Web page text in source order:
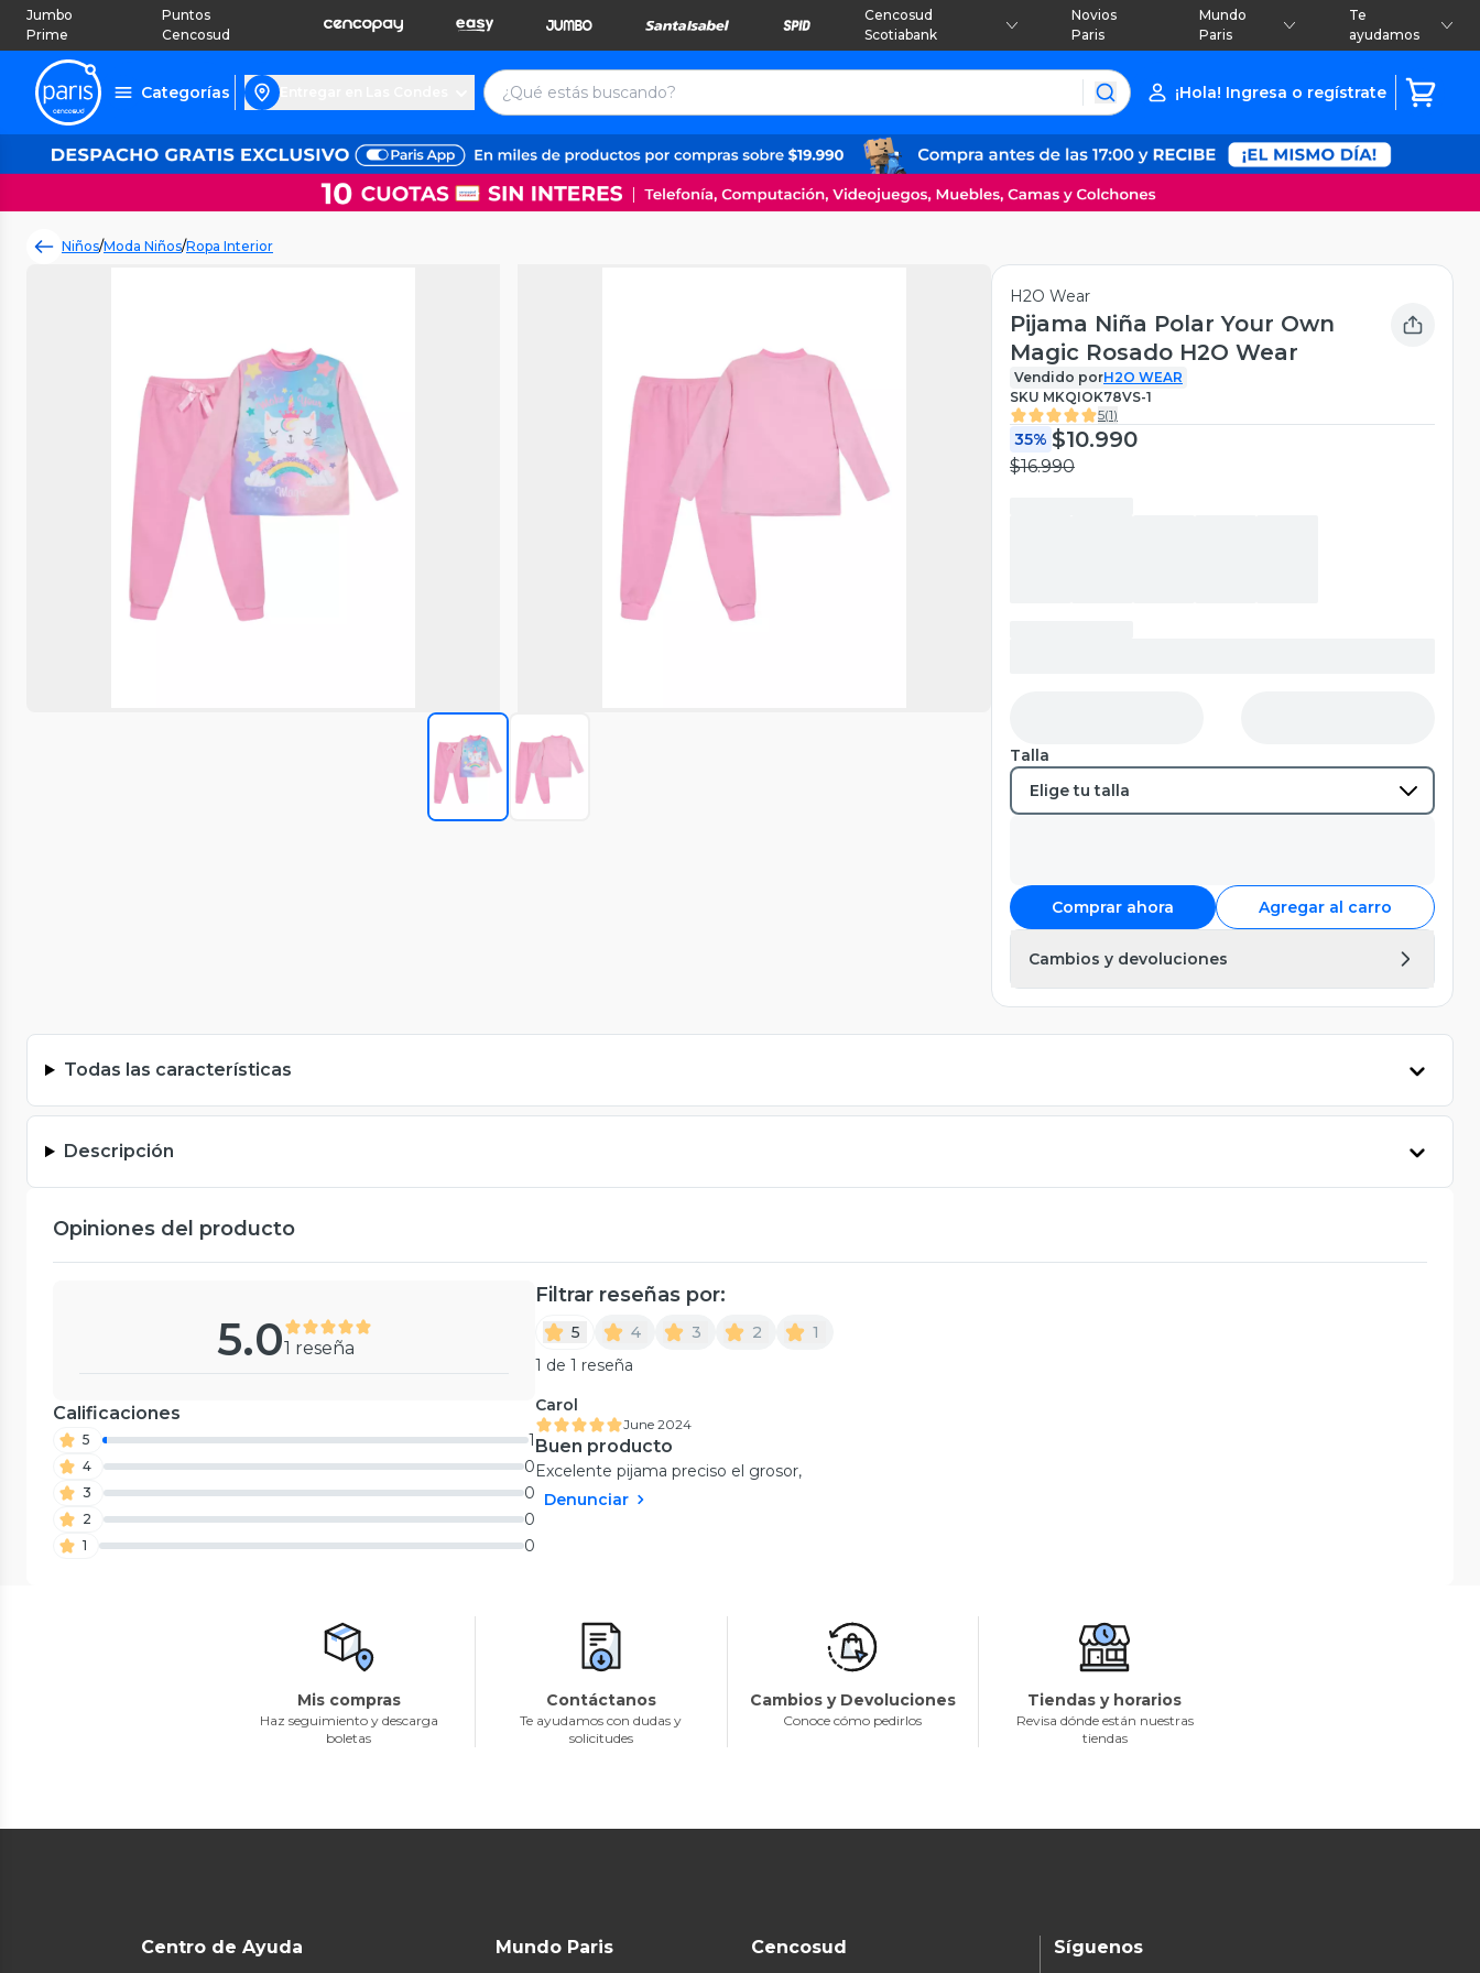
Jumbo
Prime
Puntos
Cencosud
Cencosud
Scotiabank
Novios
Paris
Mundo
Paris
Te
ayudamos
Categorías ¡Hola! Ingresa o regístrate
Niños/Moda Niños/Ropa Interior
H2O Wear
Pijama Niña Polar Your Own
Magic Rosado H2O Wear
Vendido porH2O WEAR
SKU MKQIOK78VS-1
5(1)
35% $10.990
$16.990
Talla
Comprar ahora Agregar al carro
Cambios y devoluciones
Todas las características
Descripción
Opiniones del producto
5.01 reseña
Calificaciones
5 1
4 0
3 0
2 0
1 0
Filtrar reseñas por:
5 4 3 2
1
1 de 1 reseña
Carol
June 2024
Buen producto
Excelente pijama preciso el grosor,
Denunciar
Mis compras
Haz seguimiento y descarga
boletas
Contáctanos
Te ayudamos con dudas y
solicitudes
Cambios y Devoluciones
Conoce cómo pedirlos
Tiendas y horarios
Revisa dónde están nuestras
tiendas
Centro de Ayuda Mundo Paris Cencosud Síguenos